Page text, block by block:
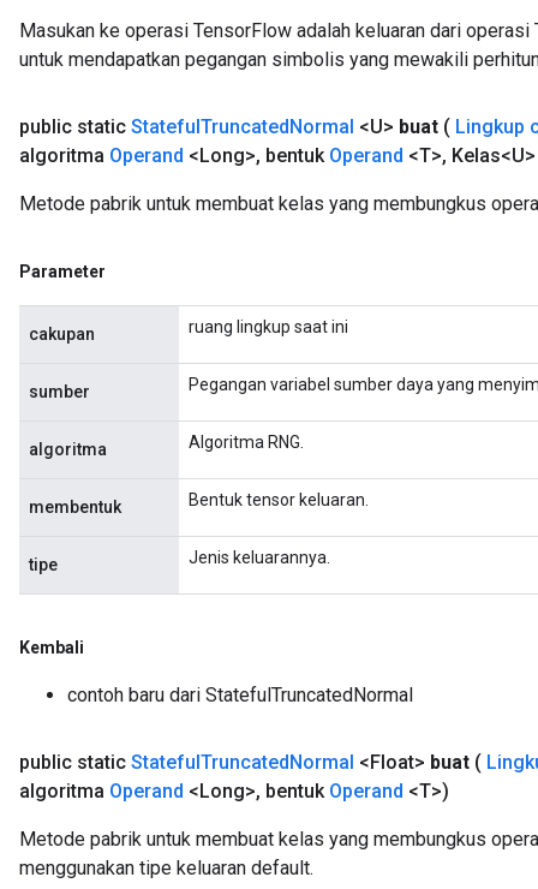
Masukan ke operasi TensorFlow adalah keluaran dari
untuk mendapatkan pegangan simbolis yang mewakili
public static StatefulTruncatedNormal <U> buat ( Lingkup
algoritma Operand <Long>, bentuk Operand <T>,
Metode pabrik untuk membuat kelas yang membungkus
Parameter
cakupan ruang lingkup saat ini
sumber Pegangan variabel sumber daya yang
algoritma Algoritma RNG.
membentuk Bentuk tensor keluaran.
tipe Jenis keluarannya.
Kembali
contoh baru dari StatefulTruncatedNormal
public static StatefulTruncatedNormal <Float> buat (
algoritma Operand <Long>, bentuk Operand <T>)
Metode pabrik untuk membuat kelas yang membungkus
menggunakan tipe keluaran default.